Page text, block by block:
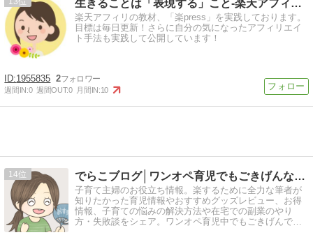
生きることは「表現する」こと-楽天アフィリ実践中！
楽天アフィリの教材、「楽press」を実践しております。
目標は毎日更新！さらに自分の気になったアフィリエイ
ト手法も実践して公開しています！
1955835 2
週間IN:0 週間OUT:0 月間IN:10
14 でらこブログ│ワンオペ育児でもごきげんな主婦ブログ
子育て主婦のお役立ち情報。楽するために全力な筆者が
知りたかった育児情報やおすすめグッズレビュー、お得
情報、子育ての悩みの解決方法や在宅での副業のやり
方・失敗談をシェア。ワンオペ育児中でもごきげんで豊